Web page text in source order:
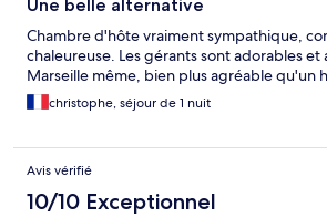
Une belle alternative
Chambre d'hôte vraiment sympathique,
chaleureuse. Les gérants sont adorables
Marseille même, bien plus agréable qu'un
christophe, séjour de 1 nuit
Avis vérifié
10/10 Exceptionnel